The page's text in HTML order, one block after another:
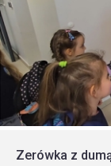
Zerówka z